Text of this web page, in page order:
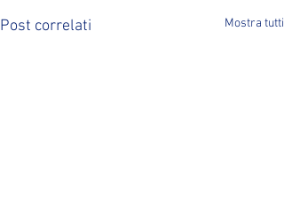
Post correlati Mostra tutti